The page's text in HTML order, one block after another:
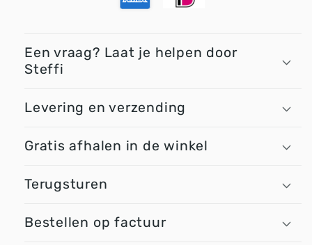
Een vraag? Laat je helpen door
Steffi
Levering en verzending
Gratis afhalen in de winkel
Terugsturen
Bestellen op factuur